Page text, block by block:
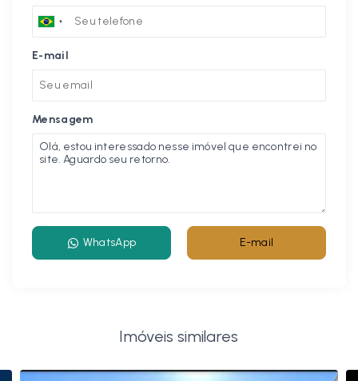
E-mail
Mensagem
WhatsApp E-mail
Imóveis similares